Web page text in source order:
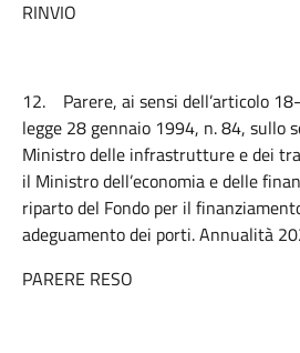
RINVIO
12. Parere, ai sensi dell’articolo
legge 28 gennaio 1994, n. 84, sullo
Ministro delle infrastrutture e dei
il Ministro dell’economia e delle
riparto del Fondo per il
adeguamento dei porti. Annualità
PARERE RESO